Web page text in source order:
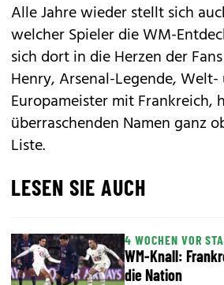
Alle Jahre wieder stellt sich
welcher Spieler die WM-
sich dort in die Herzen der
Henry, Arsenal-Legende, Welt-
Europameister mit Frankreich,
überraschenden Namen ganz
Liste.
LESEN SIE AUCH
4 WOCHEN VOR
WM-Knall:
die Nation